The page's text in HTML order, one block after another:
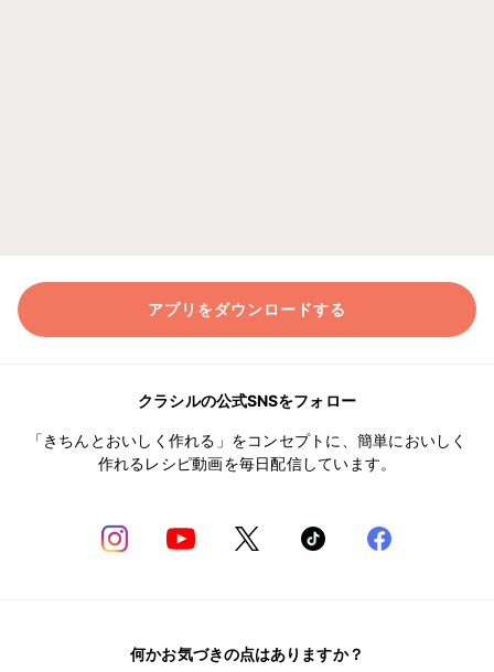
アプリをダウンロードする
クラシルの公式SNSをフォロー
「きちんとおいしく作れる」をコンセプトに、簡単においしく
作れるレシピ動画を毎日配信しています。
何かお気づきの点はありますか？